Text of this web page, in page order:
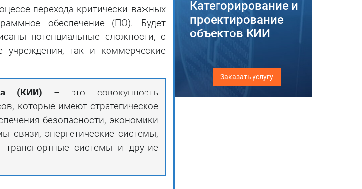
перехода критически важных
обеспечение (ПО). Будет
потенциальные сложности, с
учреждения, так и коммерческие
(КИИ) – это совокупность
которые имеют стратегическое
безопасности, экономики
связи, энергетические системы,
системы и другие
Категорирование и
проектирование
объектов КИИ
Заказать услугу